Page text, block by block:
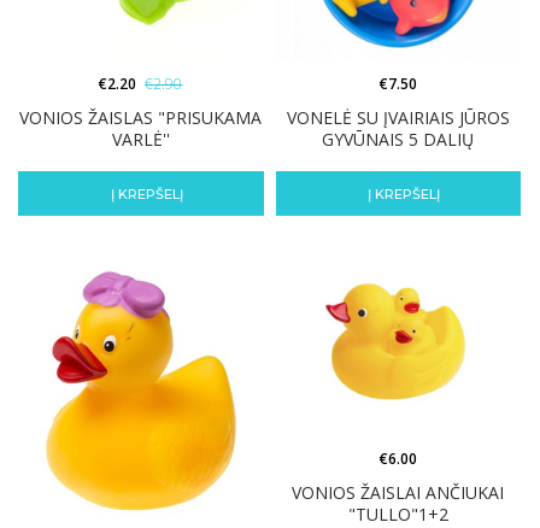
VONIOS ŽAISLAS "PRISUKAMA
VARLĖ''
€2.20 €2.90
Į KREPŠELĮ
VONELĖ SU ĮVAIRIAIS JŪROS
GYVŪNAIS 5 DALIŲ
€7.50
Į KREPŠELĮ
VONIOS ŽAISLAI ANČIUKAI
"TULLO"1+2
€6.00